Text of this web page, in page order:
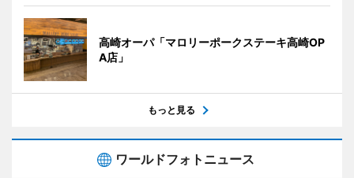
高崎オーパ「マロリーポークステーキ高崎OP
A店」
もっと見る
ワールドフォトニュース